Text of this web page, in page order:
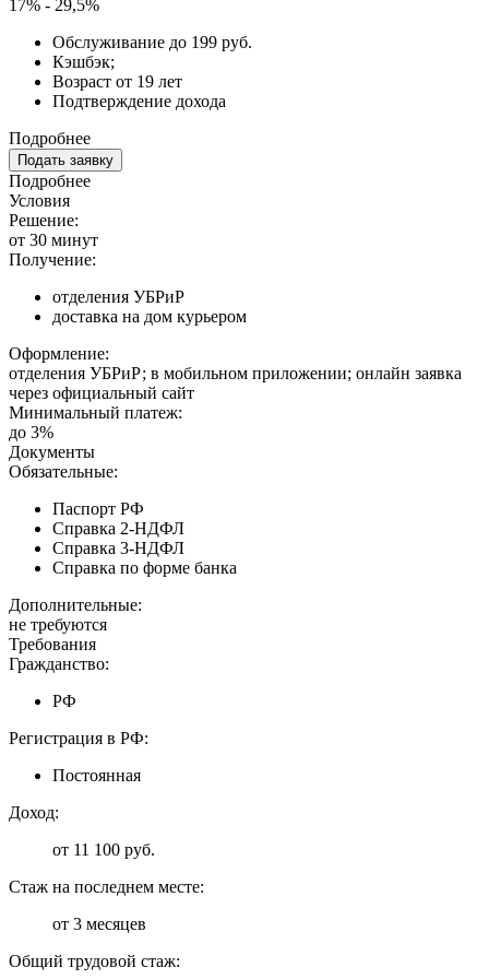
17% - 29,5%
Обслуживание до 199 руб.
Кэшбэк;
Возраст от 19 лет
Подтверждение дохода
Подробнее
Подать заявку
Подробнее
Условия
Решение:
от 30 минут
Получение:
отделения УБРиР
доставка на дом курьером
Оформление:
отделения УБРиР; в мобильном приложении; онлайн заявка
через официальный сайт
Минимальный платеж:
до 3%
Документы
Обязательные:
Паспорт РФ
Справка 2-НДФЛ
Справка 3-НДФЛ
Справка по форме банка
Дополнительные:
не требуются
Требования
Гражданство:
РФ
Регистрация в РФ:
Постоянная
Доход:
от 11 100 руб.
Стаж на последнем месте:
от 3 месяцев
Общий трудовой стаж: